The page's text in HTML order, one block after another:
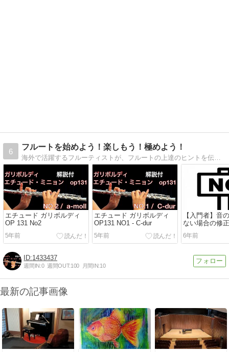
6
フルートを始めよう！楽しもう！極めよう！
海外で活躍するフルーティストが、フルートの上達のヒントを伝授。効果的に練習する方法、楽しんで上達するための、ちょっとした練習のヒントを書いています。
エチュード ガリボルディ
OP 131 No2
5年前
エチュード ガリボルディ
OP131 NO1 - C-dur
5年前
【入門者】音
ない場合の修
6年前
1433437
週間IN:0 週間OUT:100 月間IN:10
最新の記事画像